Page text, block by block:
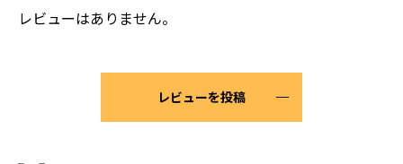
レビューはありません。
レビューを投稿